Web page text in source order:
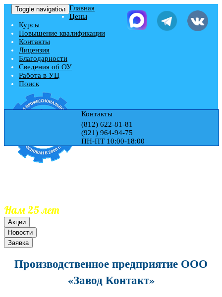
Toggle navigation Главная
Цены
Курсы
Повышение квалификации
Контакты
Лицензия
Благодарности
Сведения об ОУ
Работа в УЦ
Поиск
Нам 25 лет
Контакты
(812) 622-81-81
(921) 964-94-75
ПН-ПТ 10:00-18:00
Акции
Новости
Заявка
Производственное предприятие ООО
«Завод Контакт»